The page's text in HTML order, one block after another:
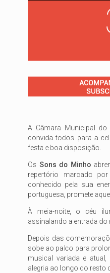
A Câmara Municipal do
convida todos para a
festa e boa disposição.
Os Sons do Minho
repertório marcado
conhecido pela sua
portuguesa, promete
À meia-noite, o céu
assinalando a entrada do
Depois das
sobe ao palco para
musical variada e
alegria ao longo do resto